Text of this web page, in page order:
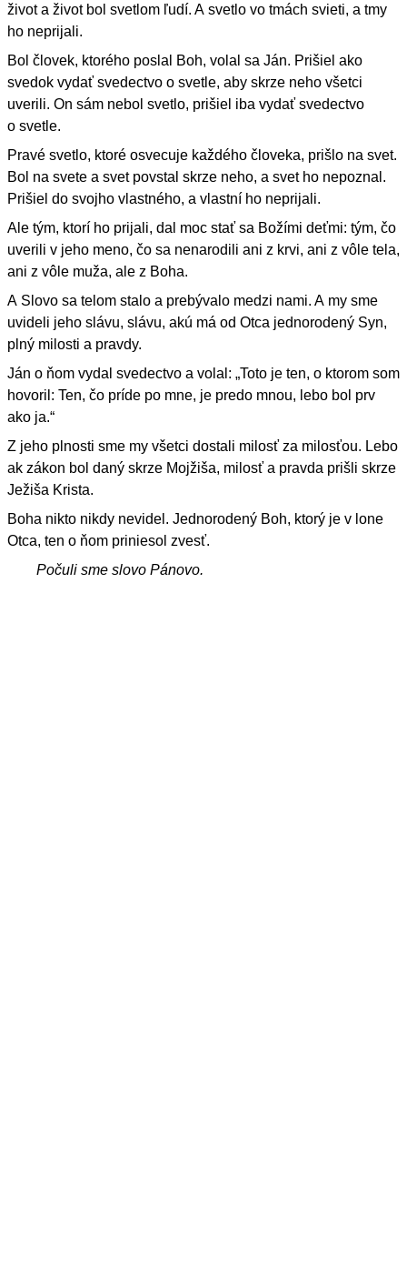
život a život bol svetlom ľudí. A svetlo vo tmách svieti, a tmy
ho neprijali.
Bol človek, ktorého poslal Boh, volal sa Ján. Prišiel ako
svedok vydať svedectvo o svetle, aby skrze neho všetci
uverili. On sám nebol svetlo, prišiel iba vydať svedectvo
o svetle.
Pravé svetlo, ktoré osvecuje každého človeka, prišlo na svet.
Bol na svete a svet povstal skrze neho, a svet ho nepoznal.
Prišiel do svojho vlastného, a vlastní ho neprijali.
Ale tým, ktorí ho prijali, dal moc stať sa Božími deťmi: tým, čo
uverili v jeho meno, čo sa nenarodili ani z krvi, ani z vôle tela,
ani z vôle muža, ale z Boha.
A Slovo sa telom stalo a prebývalo medzi nami. A my sme
uvideli jeho slávu, slávu, akú má od Otca jednorodený Syn,
plný milosti a pravdy.
Ján o ňom vydal svedectvo a volal: „Toto je ten, o ktorom som
hovoril: Ten, čo príde po mne, je predo mnou, lebo bol prv
ako ja.“
Z jeho plnosti sme my všetci dostali milosť za milosťou. Lebo
ak zákon bol daný skrze Mojžiša, milosť a pravda prišli skrze
Ježiša Krista.
Boha nikto nikdy nevidel. Jednorodený Boh, ktorý je v lone
Otca, ten o ňom priniesol zvesť.
Počuli sme slovo Pánovo.